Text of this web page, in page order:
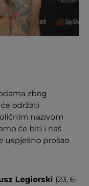
zbog
održati
nazivom
će biti i naš
uspješno prošao
Legierski (23, 6-